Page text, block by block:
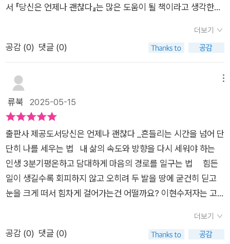
보다 잘 안돼서 상황을 엎고 시작하는 경우가 아무래도 많다. 그
렇다 보니 빨리 목표를 이루고 남들에게도 멋진 모습을 보이고자
하는 마음이 앞선다. 이런 마음이 과해지면 욕심으로 매일 좌불안
(-151-)중년과 장년, 그 경계에 서 잇다 보니 중년애 관한 책에 관
심을 가지게 된다. 30대에 느끼지 못했던 감정들, 몸과 마음의 건
강 상태에 대해서, 내 모습의 과거를 반추하게 되고, 내 삶을 돌아
보게 한다. 중년이 되어서,호르몬에 변화가 시작되면서, 중년 우
울증에 나타나기 시작한다.책 『당신은 언제나 괜찮다』 에서는 중
년에 흔히 나타나고 잇는 우울증이 어디에서 시작되는지 살펴보
고 있다. 도전욕보다 안전한 길을 선택하게 되고, 점차 보수적인
성향을 띠게 된다. 이건 남서이나 여성이나 다르지 않다. 아끼는
것이 미덕이 되고,사치와 멀어지는 삶을 선택하게 된다. 내 가까
나타나고, 내 삶의 슬픔과 우울로 채워진다. 스스로 좌절감과 후
회, 부정적인 생각과 가치관에서 벗어나지 못할 때가 있다.체념에
서 『당신은 언제나 괜찮다』는 많은 도움이 될 책이라고 생각한다.
학과에서 무려 20년, 임상 현장에서 10년이라는 오랜 시간 동안
현장에서 일했던만큼 그 노하우를 담아낸 책이기 때문이다. 한 해
기를 이야기하는데 저자가 말하는 인생 3분기란 40~60세 사이
의 인생 주기를 서드 에이지(third age)로 표현하면서 오히려 이
지점이 인생에 있어서 최정상에 오를 수 있는 지점이라고 표현하
는지를 알려주는 이 책은 총 3부를 통해서 먼저 1부에서는 이 서
드 에이지에 적응하는, 이 시기 자신의 마음의 상태를 제대로 들
여다보는 시간을 갖도록 해준다.​2부에서는 인생의 황금기인 이
시기에 자신에게 만족스러운 사람은 얼마나 될까? 딱히 이뤄놓
은 것은 없는데 나이가 들어가고 체력은 떨어지고 자칫하다가 빠
르게 변화하는 사회에 적응하기도 힘들어지는 참 힘든 시기라는
생각에 우울감이 생길 수도 있겠지만 저자는 그런 가운데 속에서
더보기
공감 (0) 댓글 (0)
류북 2025-05-15
출판사 제공도서당신은 언제나 괜찮다 _흔들리는 시간을 넘어 단
단히 나를 세우는 법 내 삶의 속도와 방향을 다시 세워야 하는
인생 3분기평온하고 담대하게 마음의 경로를 일구는 법 힘든
일이 생길수록 회피하지 않고 오히려 두 발을 땅에 굳건히 딛고
눈을 크게 떠서 힘차게 걸어가는건 어떨까요? 이현수저자는 고
이번 신작은 인생의 중반기를 지나는 이들을 위한 희망과 위안의
‘인생 전환’ 심리 수업입니다. 어지럽고 복잡한 세상을 살아가는
더보기
공감 (0) 댓글 (0)